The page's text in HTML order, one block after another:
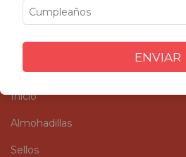
Inicio
Almohadillas
Sellos
ENVIAR